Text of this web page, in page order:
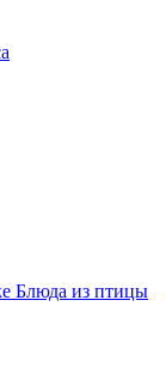
Блюда из птицы